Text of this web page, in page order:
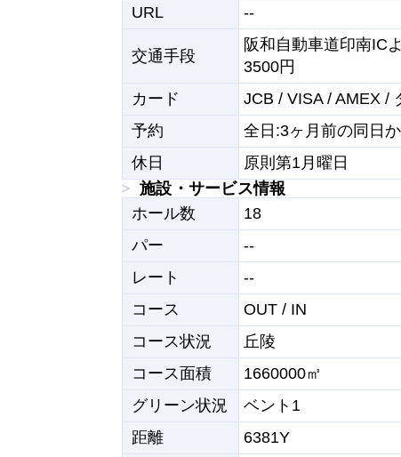
URL
--
交通手段
阪和自動車道印南IC
3500円
カード
JCB / VISA / AMEX /
予約
全日:3ヶ月前の同日
休日
原則第1月曜日
施設・サービス情報
ホール数
18
パー
--
レート
--
コース
OUT / IN
コース状況
丘陵
コース面積
1660000㎡
グリーン状況
ベント1
距離
6381Y